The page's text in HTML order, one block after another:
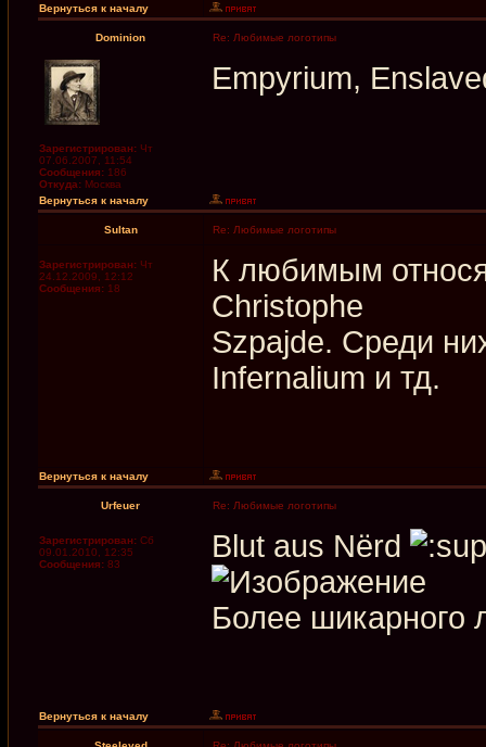
Вернуться к началу
Dominion Re: Любимые логотипы
Зарегистрирован: Чт
07.06.2007, 11:54
Сообщения: 186
Откуда: Москва
Empyrium,
Вернуться к началу
Sultan Re: Любимые логотипы
Зарегистрирован: Чт
24.12.2009, 12:12
Сообщения: 18
К любимым
Christophe
Szpajde. Среди
Infernalium и тд.
Вернуться к началу
Urfeuer Re: Любимые логотипы
Зарегистрирован: Сб
09.01.2010, 12:35
Сообщения: 83
Blut aus Nёrd
Более шикарного
Вернуться к началу